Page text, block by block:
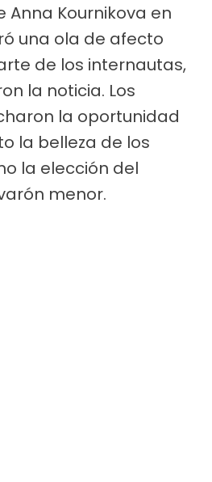
Anna Kournikova en
una ola de afecto
de los internautas,
la noticia. Los
la oportunidad
la belleza de los
la elección del
menor.